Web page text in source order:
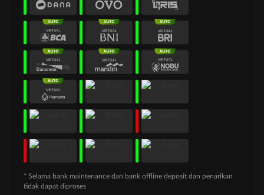
* Selama bank maintenance dan bank offline deposit dan penarikan
tidak dapat diproses